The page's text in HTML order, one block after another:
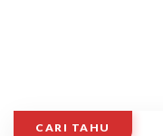
CARI TAHU